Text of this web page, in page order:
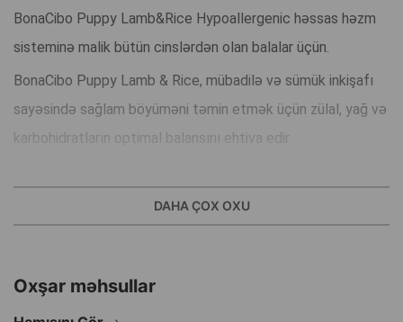
BonaCibo Puppy Lamb&Rice Hypoallergenic həssas həzm
sisteminə malik bütün cinslərdən olan balalar üçün.
BonaCibo Puppy Lamb & Rice, mübadilə və sümük inkişafı
sayəsində sağlam böyüməni təmin etmək üçün zülal, yağ və
karbohidratların optimal balansını ehtiva edir.
DAHA ÇOX OXU
Oxşar məhsullar